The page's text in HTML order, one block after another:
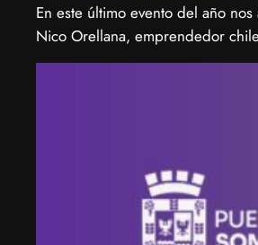
En este último evento del año nos
Nico Orellana, emprendedor
no ser gerente, sino constructor
acelerada por 500 Startups en